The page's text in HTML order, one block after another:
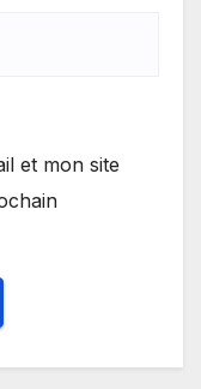
et mon site